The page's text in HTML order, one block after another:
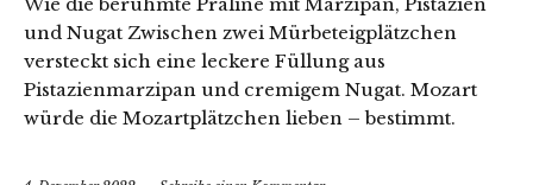
Wie die berühmte Praline mit Marzipan, Pistazien
und Nugat Zwischen zwei Mürbeteigplätzchen
versteckt sich eine leckere Füllung aus
Pistazienmarzipan und cremigem Nugat. Mozart
würde die Mozartplätzchen lieben – bestimmt.